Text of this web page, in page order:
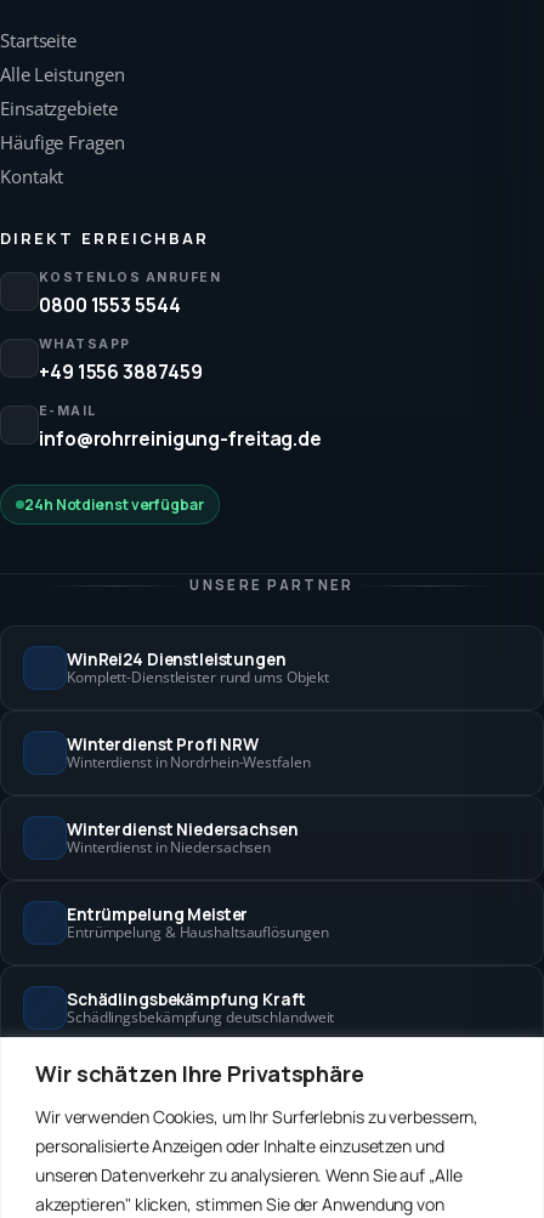
Wir schätzen Ihre Privatsphäre
Wir verwenden Cookies, um Ihr Surferlebnis zu verbessern,
personalisierte Anzeigen oder Inhalte einzusetzen und
unseren Datenverkehr zu analysieren. Wenn Sie auf „Alle
akzeptieren" klicken, stimmen Sie der Anwendung von
Startseite
Alle Leistungen
Einsatzgebiete
Häufige Fragen
Kontakt
DIREKT ERREICHBAR
KOSTENLOS ANRUFEN
0800 1553 5544
WHATSAPP
+49 1556 3887459
E-MAIL
info@rohrreinigung-freitag.de
24h Notdienst verfügbar
UNSERE PARTNER
WinRei24 Dienstleistungen
Komplett-Dienstleister rund ums Objekt
Winterdienst Profi NRW
Winterdienst in Nordrhein-Westfalen
Winterdienst Niedersachsen
Winterdienst in Niedersachsen
Entrümpelung Meister
Entrümpelung & Haushaltsauflösungen
Schädlingsbekämpfung Kraft
Schädlingsbekämpfung deutschlandweit
Hanse Objektservice
Winterdienst Hansa
Winterdienst in Bremen & Hamburg